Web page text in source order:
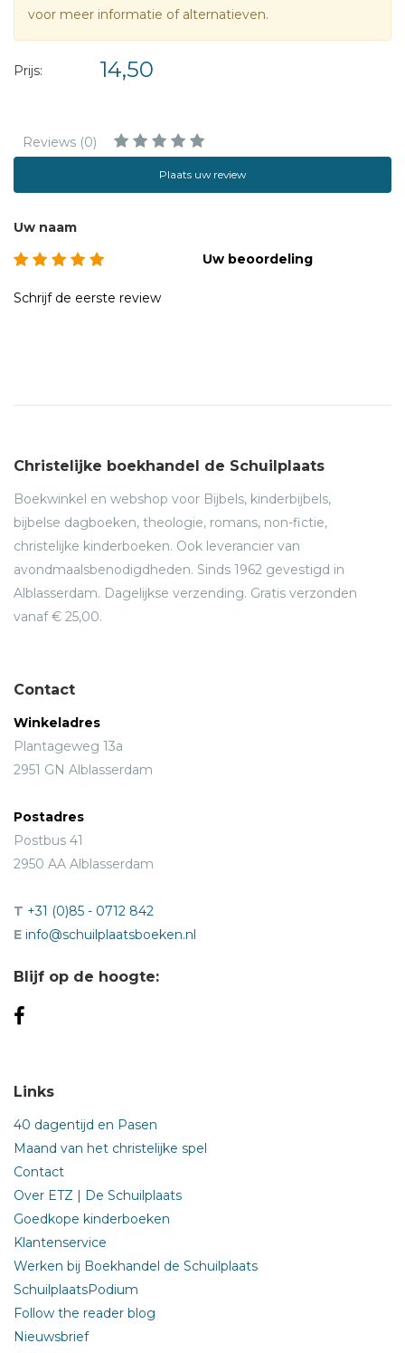
voor meer informatie of alternatieven.
Prijs: 14,50
Reviews (0)
Plaats uw review
Uw naam
Uw beoordeling
Schrijf de eerste review
Christelijke boekhandel de Schuilplaats
Boekwinkel en webshop voor Bijbels, kinderbijbels,
bijbelse dagboeken, theologie, romans, non-fictie,
christelijke kinderboeken. Ook leverancier van
avondmaalsbenodigdheden. Sinds 1962 gevestigd in
Alblasserdam. Dagelijkse verzending. Gratis verzonden
vanaf € 25,00.
Contact
Winkeladres
Plantageweg 13a
2951 GN Alblasserdam
Postadres
Postbus 41
2950 AA Alblasserdam
T +31 (0)85 - 0712 842
E info@schuilplaatsboeken.nl
Blijf op de hoogte:
Links
40 dagentijd en Pasen
Maand van het christelijke spel
Contact
Over ETZ | De Schuilplaats
Goedkope kinderboeken
Klantenservice
Werken bij Boekhandel de Schuilplaats
SchuilplaatsPodium
Follow the reader blog
Nieuwsbrief